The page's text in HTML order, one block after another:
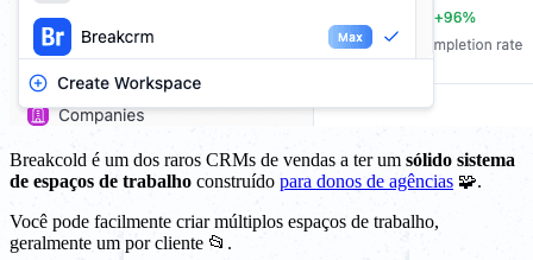
Breakcold é um dos raros CRMs de vendas a ter um sólido sistema
de espaços de trabalho construído para donos de agências 🧩.
Você pode facilmente criar múltiplos espaços de trabalho,
geralmente um por cliente 📂.